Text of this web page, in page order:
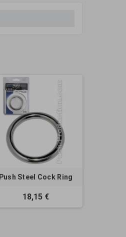
Push Steel Cock Ring
18,15 €